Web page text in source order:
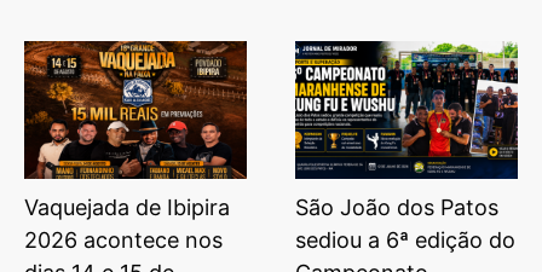
Vaquejada de Ibipira
2026 acontece nos
São João dos Patos
sediou a 6ª edição do